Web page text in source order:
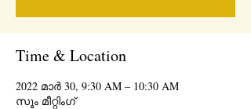
Time & Location
2022 മാർ 30, 9:30 AM – 10:30 AM
സൂം മീറ്റിംഗ്